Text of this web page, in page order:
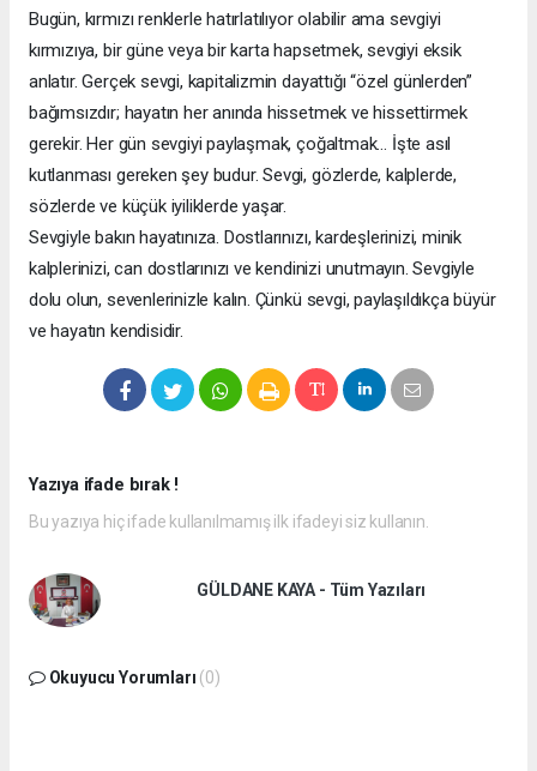
Bugün, kırmızı renklerle hatırlatılıyor olabilir ama sevgiyi
kırmızıya, bir güne veya bir karta hapsetmek, sevgiyi eksik
anlatır. Gerçek sevgi, kapitalizmin dayattığı “özel günlerden”
bağımsızdır; hayatın her anında hissetmek ve hissettirmek
gerekir. Her gün sevgiyi paylaşmak, çoğaltmak… İşte asıl
kutlanması gereken şey budur. Sevgi, gözlerde, kalplerde,
sözlerde ve küçük iyiliklerde yaşar.
Sevgiyle bakın hayatınıza. Dostlarınızı, kardeşlerinizi, minik
kalplerinizi, can dostlarınızı ve kendinizi unutmayın. Sevgiyle
dolu olun, sevenlerinizle kalın. Çünkü sevgi, paylaşıldıkça büyür
ve hayatın kendisidir.
Yazıya ifade bırak !
Bu yazıya hiç ifade kullanılmamış ilk ifadeyi siz kullanın.
GÜLDANE KAYA - Tüm Yazıları
Okuyucu Yorumları (0)